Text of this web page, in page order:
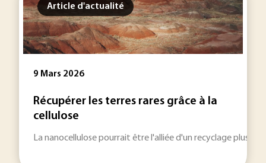
Article d'actualité
9 Mars 2026
Récupérer les terres rares grâce à la
cellulose
La nanocellulose pourrait être l'alliée d'un recyclage plus